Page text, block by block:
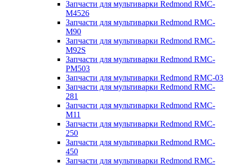
Запчасти для мультиварки Redmond RMC-
M4526
Запчасти для мультиварки Redmond RMC-
M90
Запчасти для мультиварки Redmond RMC-
M92S
Запчасти для мультиварки Redmond RMC-
PM503
Запчасти для мультиварки Redmond RMC-03
Запчасти для мультиварки Redmond RMC-
281
Запчасти для мультиварки Redmond RMC-
M11
Запчасти для мультиварки Redmond RMC-
250
Запчасти для мультиварки Redmond RMC-
450
Запчасти для мультиварки Redmond RMC-